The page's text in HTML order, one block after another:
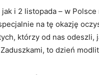
jak i 2 listopada – w
na tę okazję
którzy od nas
to dzień